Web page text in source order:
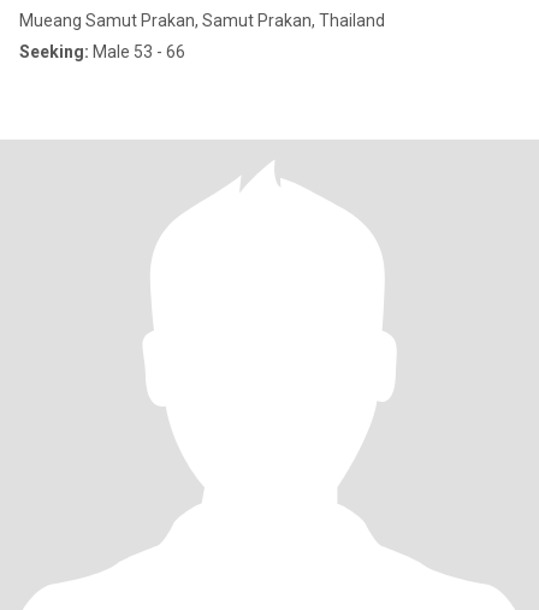
Mueang Samut Prakan, Samut Prakan, Thailand
Seeking: Male 53 - 66